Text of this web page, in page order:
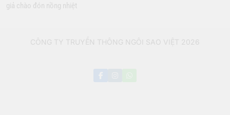
giả chào đón nồng nhiệt
CÔNG TY TRUYỀN THÔNG NGÔI SAO VIỆT 2026